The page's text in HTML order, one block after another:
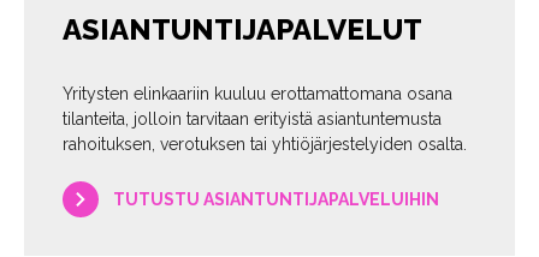
ASIANTUNTIJAPALVELUT
Yritysten elinkaariin kuuluu erottamattomana osana
tilanteita, jolloin tarvitaan erityistä asiantuntemusta
rahoituksen, verotuksen tai yhtiöjärjestelyiden osalta.
TUTUSTU ASIANTUNTIJAPALVELUIHIN